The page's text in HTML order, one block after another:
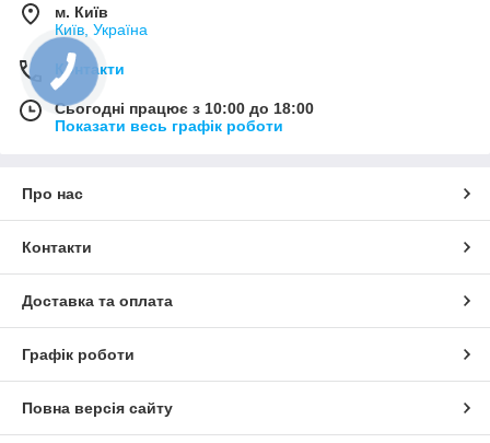
м. Київ
Київ, Україна
Контакти
Сьогодні працює з 10:00 до 18:00
Показати весь графік роботи
Про нас
Контакти
Доставка та оплата
Графік роботи
Повна версія сайту